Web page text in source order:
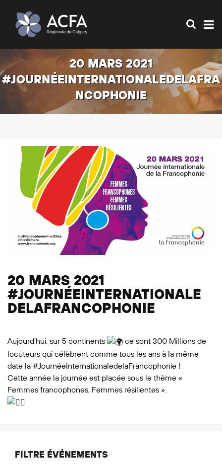
20 MARS 2021
#JOURNÉEINTERNATIONALEDELAFRA
NCOPHONIE
20 MARS 2021
#JOURNÉEINTERNATIONALE
DELAFRANCOPHONIE
Aujourd’hui, sur 5 continents
ce sont 300 Millions de
locuteurs qui célèbrent comme tous les ans à la même
date la #JournéeInternationaledelaFrancophonie !
Cette année la journée est placée sous le thème «
Femmes francophones, Femmes résilientes ».
FILTRE ÉVÉNEMENTS